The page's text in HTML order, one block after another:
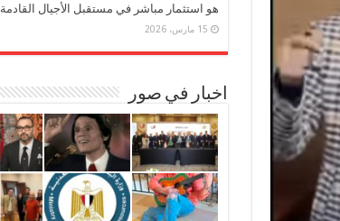
هو استثمار مباشر في مستقبل الأجيال القادمة
15 مارس، 2026
اخبار في صور